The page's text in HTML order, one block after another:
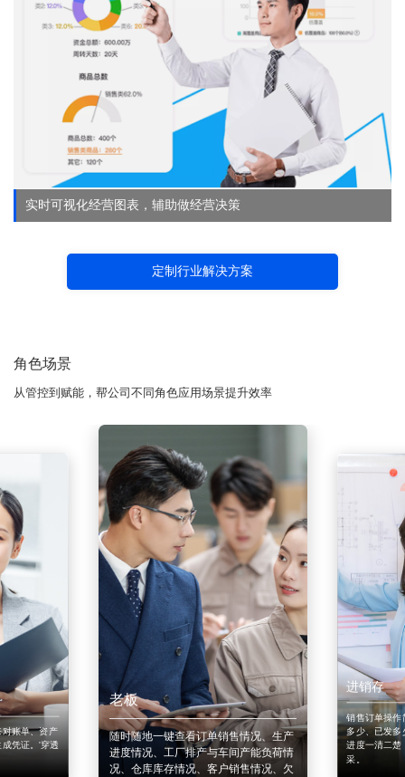
实时可视化经营图表，辅助做经营决策
定制行业解决方案
角色场景
从管控到赋能，帮公司不同角色应用场景提升效率
账单、资产
凭证。'穿透
老板
随时随地一键查看订单销售情况、生产
进度情况、工厂排产与车间产能负荷情
况、仓库库存情况、客户销售情况、欠
进销存
销售订单操作
多少、已发多
进度一清二楚
采。